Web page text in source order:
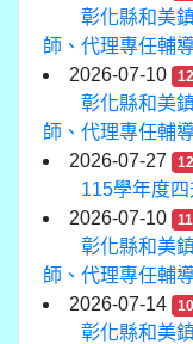
彰化縣和美
師、代理專任輔
2026-07-10
彰化縣和美
師、代理專任輔
2026-07-27
115學年度
2026-07-10
彰化縣和美
師、代理專任輔
2026-07-14
彰化縣和美